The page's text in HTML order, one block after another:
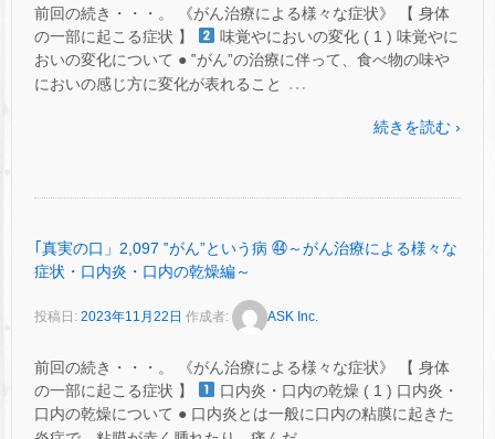
前回の続き・・・。 《がん治療による様々な症状》 【 身体
の一部に起こる症状 】
味覚やにおいの変化 ( 1 ) 味覚やに
おいの変化について ● ‟がん”の治療に伴って、食べ物の味や
においの感じ方に変化が表れること
…
続きを読む ›
｢真実の口」2,097 ‟がん”という病 ㊹～がん治療による様々な
症状・口内炎・口内の乾燥編～
投稿日: 2023年11月22日 作成者: ASK Inc.
前回の続き・・・。 《がん治療による様々な症状》 【 身体
の一部に起こる症状 】
口内炎・口内の乾燥 ( 1 ) 口内炎・
口内の乾燥について ● 口内炎とは一般に口内の粘膜に起きた